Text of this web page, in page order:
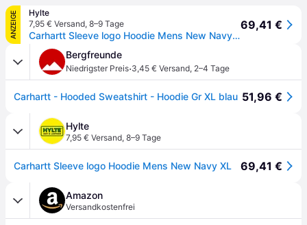
ANZEIGE
Hylte
7,95 € Versand, 8–9 Tage
Carhartt Sleeve logo Hoodie Mens New Navy XL
69,41 €
Bergfreunde
Niedrigster Preis·3,45 € Versand, 2–4 Tage
Carhartt - Hooded Sweatshirt - Hoodie Gr XL blau 51,96 €
Hylte
7,95 € Versand, 8–9 Tage
Carhartt Sleeve logo Hoodie Mens New Navy XL 69,41 €
Amazon
Versandkostenfrei